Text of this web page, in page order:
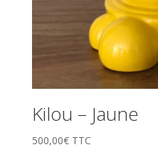
Kilou – Jaune
500,00€ TTC